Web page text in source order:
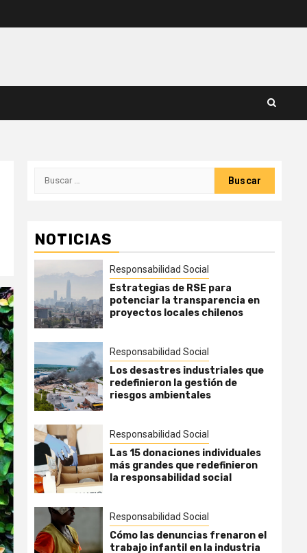
Buscar:
NOTICIAS
Responsabilidad Social
Estrategias de RSE para
potenciar la transparencia en
proyectos locales chilenos
Responsabilidad Social
Los desastres industriales que
redefinieron la gestión de
riesgos ambientales
Responsabilidad Social
Las 15 donaciones individuales
más grandes que redefinieron
la responsabilidad social
Responsabilidad Social
Cómo las denuncias frenaron el
trabajo infantil en la industria